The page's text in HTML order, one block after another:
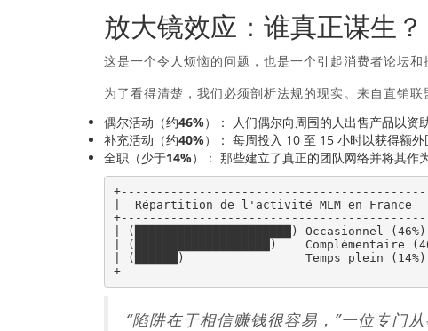
放大镜效应：谁真正谋生？
这是一个令人烦恼的问题，也是一个引起消费者论坛
为了看得清楚，我们必须剖析法规的现实。来自直销
偶尔活动（约46%）：
人们偶尔向周围的人出售产品以资
补充活动（约40%）： 每周投入 10 至 15 小时以获得额外
全职（少于14%）： 那些建立了真正的团队网络并将其作
|  Répartition de l'activité MLM en
| (██████████████████████) Occasionnel
| (███████████████████)
| (██████)                 Temps plein
“陷阱在于相信赚钱很容易，”一位专门